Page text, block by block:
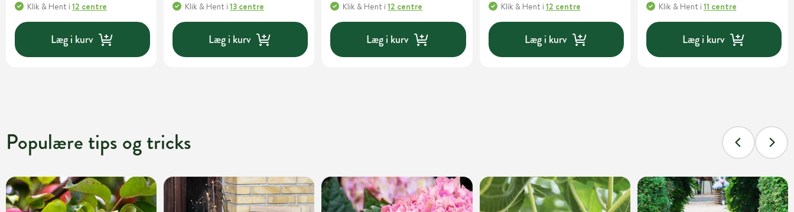
Klik & Hent i 12 centre
Læg i kurv
Klik & Hent i13 centre
Læg i kurv
Klik & Hent i12 centre
Læg i kurv
Klik & Hent i 12 centre
Læg i kurv
Klik & Hent i 11 centre
Læg i kurv
Populære tips og tricks